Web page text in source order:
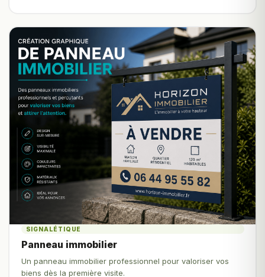
SIGNALÉTIQUE
Panneau immobilier
Un panneau immobilier professionnel pour valoriser vos
biens dès la première visite.